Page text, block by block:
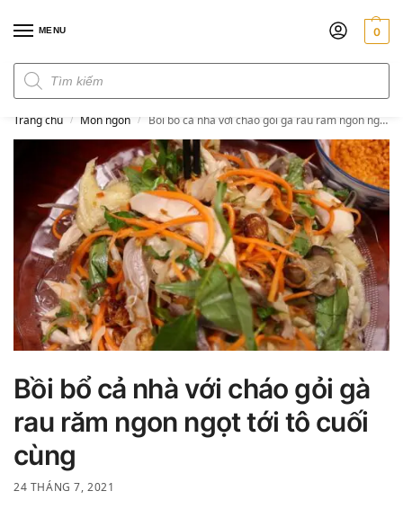
MENU 0
Trang chủ / Món ngon / Bồi bổ cả nhà với cháo gỏi gà rau răm ngon ngọt tới tô cuối cùng
Bồi bổ cả nhà với cháo gỏi gà
rau răm ngon ngọt tới tô cuối
cùng
24 THÁNG 7, 2021